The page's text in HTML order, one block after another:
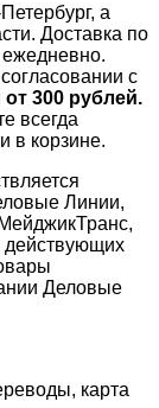
а
Доставка по
ежедневно.
с
300 рублей.
всегда
в корзине.
Линии,
действующих
Деловые
карта